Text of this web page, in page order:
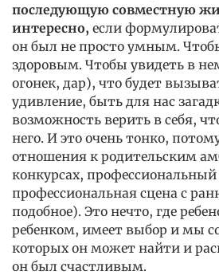
последующую совместную
интересно, если
он был не просто умным.
здоровым. Чтобы увидеть в
огонек, дар), что будет
удивление, быть для нас
возможность верить в себя,
него. И это очень тонко,
отношения к родительским
конкурсах, профессиональный
профессиональная сцена с
подобное). Это нечто, где
ребенком, имеет выбор и мы
которых он может найти и
он был счастливым.